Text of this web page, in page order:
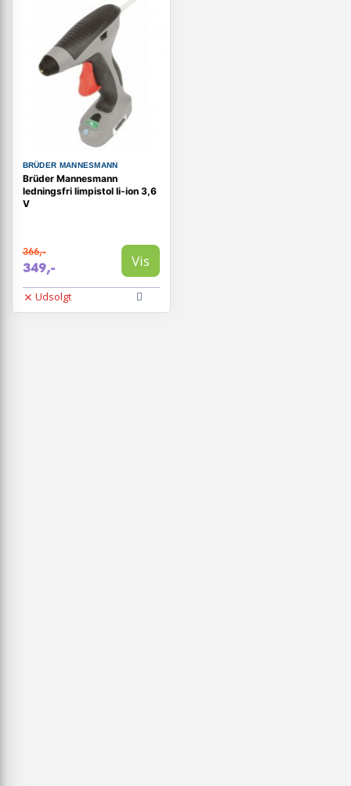
BRÜDER MANNESMANN
Brüder Mannesmann
ledningsfri limpistol li-ion 3,6
V
366,-
349,- Vis
Udsolgt